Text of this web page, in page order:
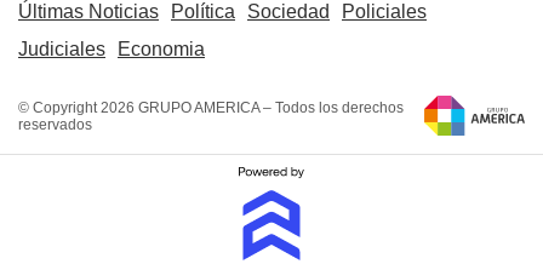
Últimas Noticias Política Sociedad
Policiales
Judiciales
Economia
© Copyright 2026 GRUPO AMERICA – Todos los derechos
reservados